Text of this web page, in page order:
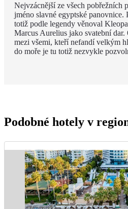
Nejvzácnější ze všech pobřežních
jméno slavné egyptské panovnice.
totiž podle legendy věnoval
Marcus Aurelius jako svatební dar.
mezi všemi, kteří nefandí velkým
do moře je tu totiž nezvykle
Podobné hotely v